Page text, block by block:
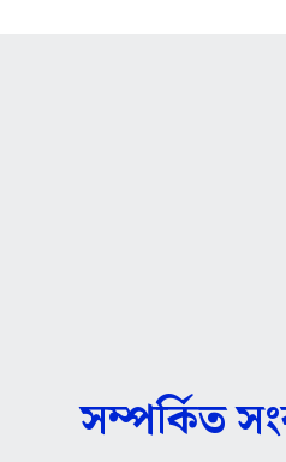
সম্পর্কিত